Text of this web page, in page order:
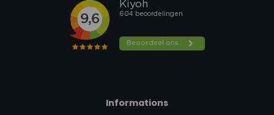
Informations